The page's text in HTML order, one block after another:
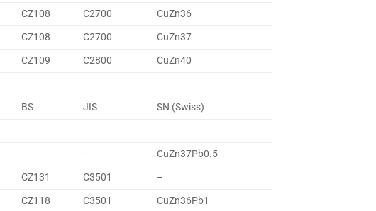
CZ108 C2700
CuZn36
CZ108 C2700
CuZn37
CZ109 C2800
CuZn40
BS JIS
SN (Swiss)
– –
CuZn37Pb0.5
CZ131 C3501
–
CZ118 C3501
CuZn36Pb1